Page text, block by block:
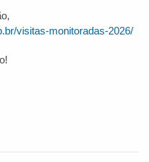
visitas-monitoradas-2026/